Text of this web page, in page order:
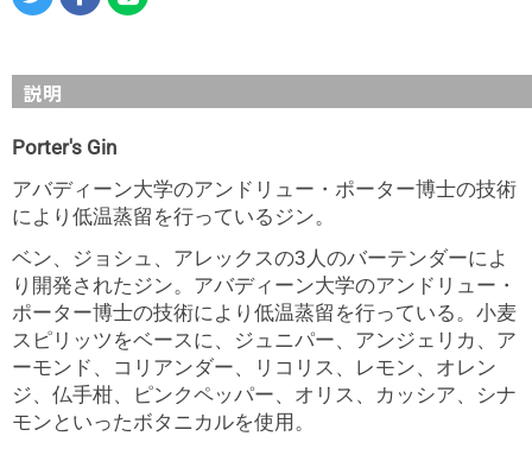
説明
Porter's Gin
アバディーン大学のアンドリュー・ポーター博士の技術
により低温蒸留を行っているジン。
ベン、ジョシュ、アレックスの3人のバーテンダーによ
り開発されたジン。アバディーン大学のアンドリュー・
ポーター博士の技術により低温蒸留を行っている。小麦
スピリッツをベースに、ジュニパー、アンジェリカ、ア
ーモンド、コリアンダー、リコリス、レモン、オレン
ジ、仏手柑、ピンクペッパー、オリス、カッシア、シナ
モンといったボタニカルを使用。